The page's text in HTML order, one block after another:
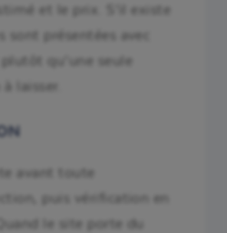
et le prix. S’il existe
sont présentées avec
qu’une seule
laisser.
avant toute
puis vérification en
le site porte du